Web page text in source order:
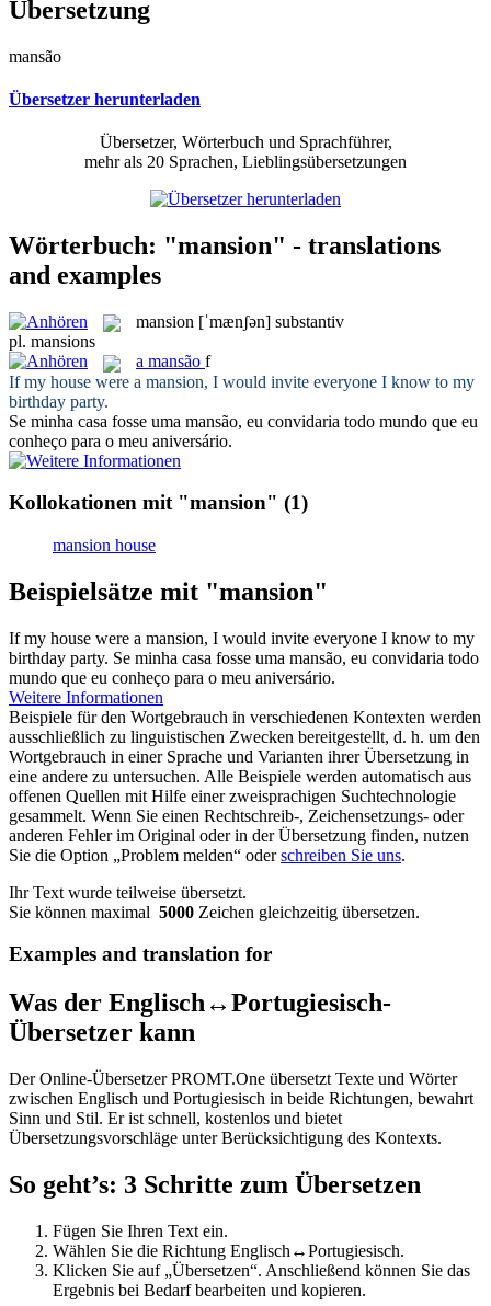
Übersetzung
mansão
Übersetzer herunterladen
Übersetzer, Wörterbuch und Sprachführer,
mehr als 20 Sprachen, Lieblingsübersetzungen
Wörterbuch: "mansion" - translations
and examples
mansion [ˈmænʃən] substantiv
pl. mansions
a mansão f
If my house were a mansion, I would invite everyone I know to my
birthday party.
Se minha casa fosse uma mansão, eu convidaria todo mundo que eu
conheço para o meu aniversário.
Kollokationen mit "mansion" (1)
mansion house
Beispielsätze mit "mansion"
If my house were a mansion, I would invite everyone I know to my
birthday party. Se minha casa fosse uma mansão, eu convidaria todo
mundo que eu conheço para o meu aniversário.
Weitere Informationen
Beispiele für den Wortgebrauch in verschiedenen Kontexten werden
ausschließlich zu linguistischen Zwecken bereitgestellt, d. h. um den
Wortgebrauch in einer Sprache und Varianten ihrer Übersetzung in
eine andere zu untersuchen. Alle Beispiele werden automatisch aus
offenen Quellen mit Hilfe einer zweisprachigen Suchtechnologie
gesammelt. Wenn Sie einen Rechtschreib-, Zeichensetzungs- oder
anderen Fehler im Original oder in der Übersetzung finden, nutzen
Sie die Option „Problem melden“ oderschreiben Sie uns.
Ihr Text wurde teilweise übersetzt.
Sie können maximal 5000 Zeichen gleichzeitig übersetzen.
Examples and translation for
Was der Englisch↔Portugiesisch-
Übersetzer kann
Der Online-Übersetzer PROMT.One übersetzt Texte und Wörter
zwischen Englisch und Portugiesisch in beide Richtungen, bewahrt
Sinn und Stil. Er ist schnell, kostenlos und bietet
Übersetzungsvorschläge unter Berücksichtigung des Kontexts.
So geht’s: 3 Schritte zum Übersetzen
Fügen Sie Ihren Text ein.
Wählen Sie die Richtung Englisch↔Portugiesisch.
Klicken Sie auf „Übersetzen“. Anschließend können Sie das
Ergebnis bei Bedarf bearbeiten und kopieren.